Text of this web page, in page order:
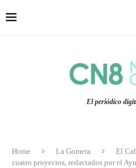
El periódico
Home La Gomera
El
cuatro proyectos, redactados por el